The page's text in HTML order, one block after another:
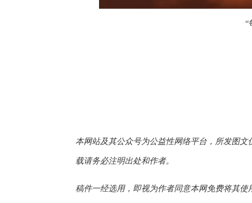
“
本网站及其公众号为公益性网络平台，所发图
载请务必注明出处和作者。
稿件一经选用，即视为作者同意本网免费将其